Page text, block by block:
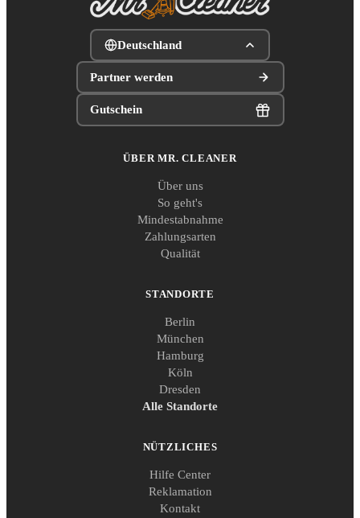
Deutschland
Partner werden
Gutschein
ÜBER MR. CLEANER
Über uns
So geht's
Mindestabnahme
Zahlungsarten
Qualität
STANDORTE
Berlin
München
Hamburg
Köln
Dresden
Alle Standorte
NÜTZLICHES
Hilfe Center
Reklamation
Kontakt